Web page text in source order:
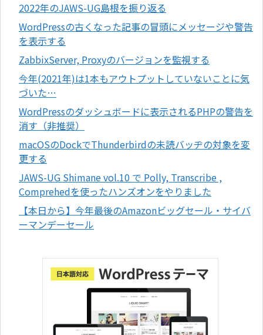
2022年のJAWS-UG島根を振り返る
WordPressの古くなった記事の冒頭にメッセージや警告
を表示する
ZabbixServer, Proxyのバージョンを監視する
今年(2021年)は1本もアウトプットしていないことに気
づいた…
WordPressのダッシュボードに表示されるPHPの警告を
消す（非推奨）
macOSのDockでThunderbirdの未読バッヂの対象を変
更する
JAWS-UG Shimane vol.10 で Polly, Transcribe ,
Comprehedを使ったハンズオンをやりました
【本日から】今年最後のAmazonビッグセール・サイバ
ーマンデーセール